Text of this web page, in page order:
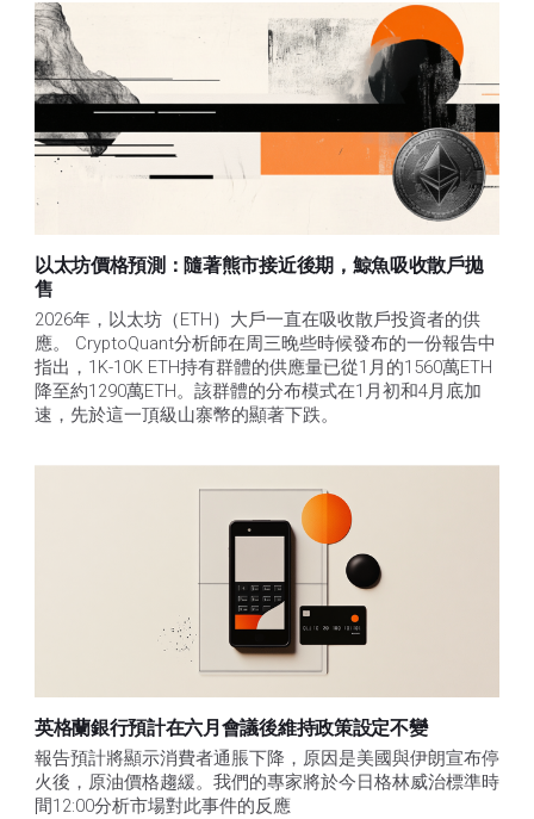
以太坊價格預測：隨著熊市接近後期，鯨魚吸收散戶拋
售​
2026年，以太坊（ETH）大戶一直在吸收散戶投資者的供
應。 CryptoQuant分析師在周三晚些時候發布的一份報告中
指出，1K-10K ETH持有群體的供應量已從1月的1560萬ETH
降至約1290萬ETH。該群體的分布模式在1月初和4月底加
速，先於這一頂級山寨幣的顯著下跌。
英格蘭銀行預計在六月會議後維持政策設定不變
報告預計將顯示消費者通脹下降，原因是美國與伊朗宣布停
火後，原油價格趨緩。我們的專家將於今日格林威治標準時
間12:00分析市場對此事件的反應